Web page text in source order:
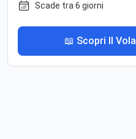
Scade tra 6 giorni
📖 Scopri Il